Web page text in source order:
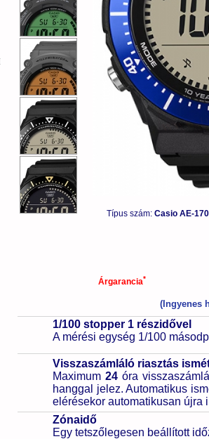
Típus szám: Casio AE-
Árgarancia*
(Ingyenes
1/100 stopper 1 részidővel
A mérési egység 1/100
Visszaszámláló riasztás
Maximum24 óra
hanggal jelez. Automatikus
elérésekor automatikusan újra
Zónaidő
Egy tetszőlegesen beállított